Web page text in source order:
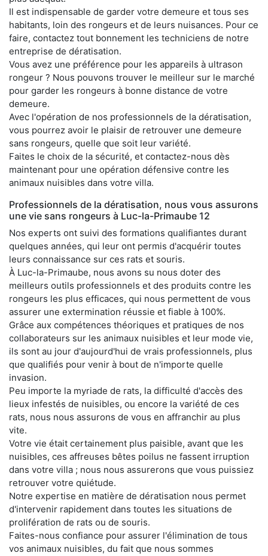
Il est indispensable de garder votre demeure et tous ses
habitants, loin des rongeurs et de leurs nuisances. Pour ce
faire, contactez tout bonnement les techniciens de notre
entreprise de dératisation.
Vous avez une préférence pour les appareils à ultrason
rongeur ? Nous pouvons trouver le meilleur sur le marché
pour garder les rongeurs à bonne distance de votre
demeure.
Avec l'opération de nos professionnels de la dératisation,
vous pourrez avoir le plaisir de retrouver une demeure
sans rongeurs, quelle que soit leur variété.
Faites le choix de la sécurité, et contactez-nous dès
maintenant pour une opération défensive contre les
animaux nuisibles dans votre villa.
Professionnels de la dératisation, nous vous assurons
une vie sans rongeurs à Luc-la-Primaube 12
Nos experts ont suivi des formations qualifiantes durant
quelques années, qui leur ont permis d'acquérir toutes
leurs connaissance sur ces rats et souris.
À Luc-la-Primaube, nous avons su nous doter des
meilleurs outils professionnels et des produits contre les
rongeurs les plus efficaces, qui nous permettent de vous
assurer une extermination réussie et fiable à 100%.
Grâce aux compétences théoriques et pratiques de nos
collaborateurs sur les animaux nuisibles et leur mode vie,
ils sont au jour d'aujourd'hui de vrais professionnels, plus
que qualifiés pour venir à bout de n'importe quelle
invasion.
Peu importe la myriade de rats, la difficulté d'accès des
lieux infestés de nuisibles, ou encore la variété de ces
rats, nous nous assurons de vous en affranchir au plus
vite.
Votre vie était certainement plus paisible, avant que les
nuisibles, ces affreuses bêtes poilus ne fassent irruption
dans votre villa ; nous nous assurerons que vous puissiez
retrouver votre quiétude.
Notre expertise en matière de dératisation nous permet
d'intervenir rapidement dans toutes les situations de
prolifération de rats ou de souris.
Faites-nous confiance pour assurer l'élimination de tous
vos animaux nuisibles, du fait que nous sommes